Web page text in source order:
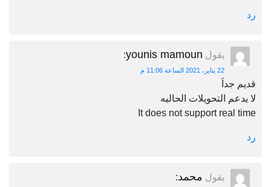
رد
يقول younis mamoun
:
22 يناير، 2021 الساعة 11:06 م
قديم جداَ
لا يدعم التحويلات الحاليه
It does not support real time
رد
يقول محمد: